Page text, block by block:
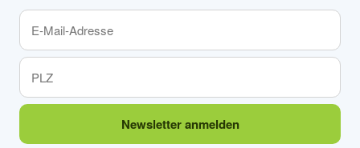
Newsletter anmelden